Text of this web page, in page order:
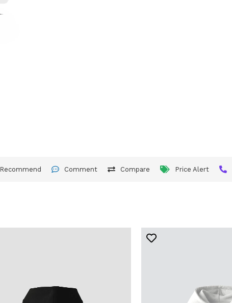
Recommend Comment Compare Price Alert